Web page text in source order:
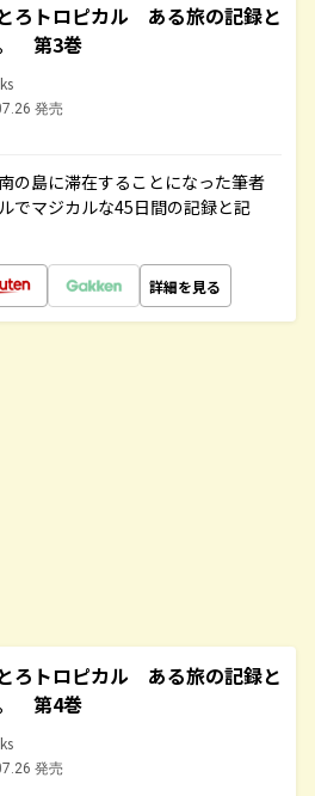
ろトロピカル ある旅の記録と
第3巻
発売
の島に滞在することになった筆者
でマジカルな45日間の記録と記
詳細を見る
ろトロピカル ある旅の記録と
第4巻
発売